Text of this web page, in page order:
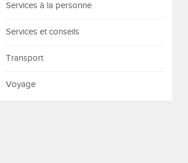
Services à la personne
Services et conseils
Transport
Voyage